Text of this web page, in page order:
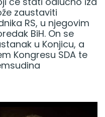
zaustaviti
RS, u njegovim
BiH. On se
u Konjicu, a
Kongresu SDA te